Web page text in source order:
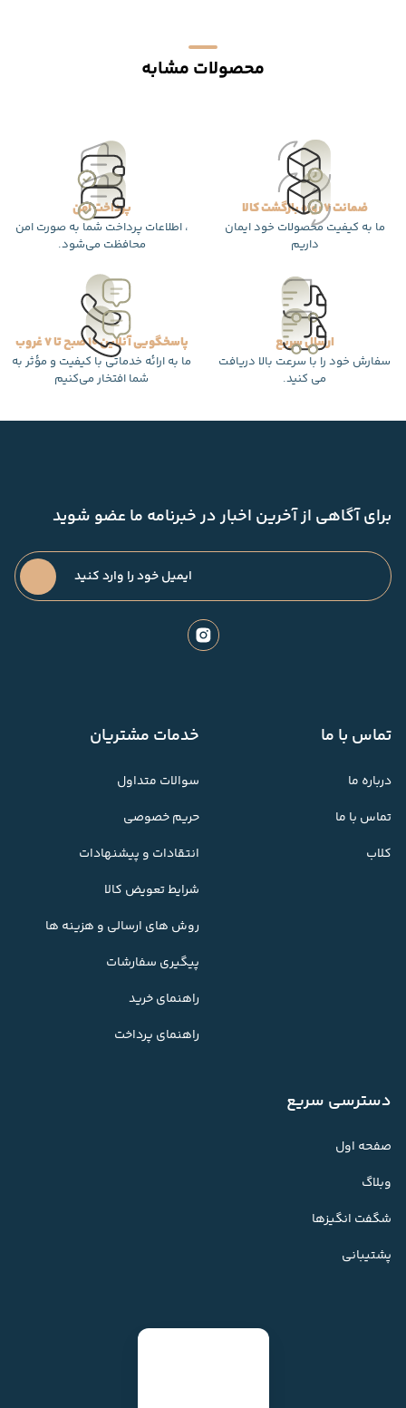
محصولات مشابه
ضمانت 7 روزه بازگشت کالا
ما به کیفیت محصولات خود ایمان
داریم
پرداخت امن
، اطلاعات پرداخت شما به صورت امن
محافظت می‌شود.
ارسال سریع
سفارش خود را با سرعت بالا دریافت
می کنید.
پاسخگویی آنلاین 10 صبح تا 7 غروب
ما به ارائه خدماتی با کیفیت و مؤثر به
شما افتخار می‌کنیم
برای آگاهی از آخرین اخبار در خبرنامه ما عضو شوید
تماس با ما
درباره ما
تماس با ما
کلاب
خدمات مشتریان
سوالات متداول
حریم خصوصی
انتقادات و پیشنهادات
شرایط تعویض کالا
روش های ارسالی و هزینه ها
پیگیری سفارشات
راهنمای خرید
راهنمای پرداخت
دسترسی سریع
صفحه اول
وبلاگ
شگفت انگیزها
پشتیبانی